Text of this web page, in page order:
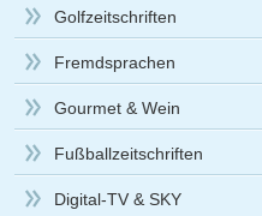
Golfzeitschriften
Fremdsprachen
Gourmet & Wein
Fußballzeitschriften
Digital-TV & SKY